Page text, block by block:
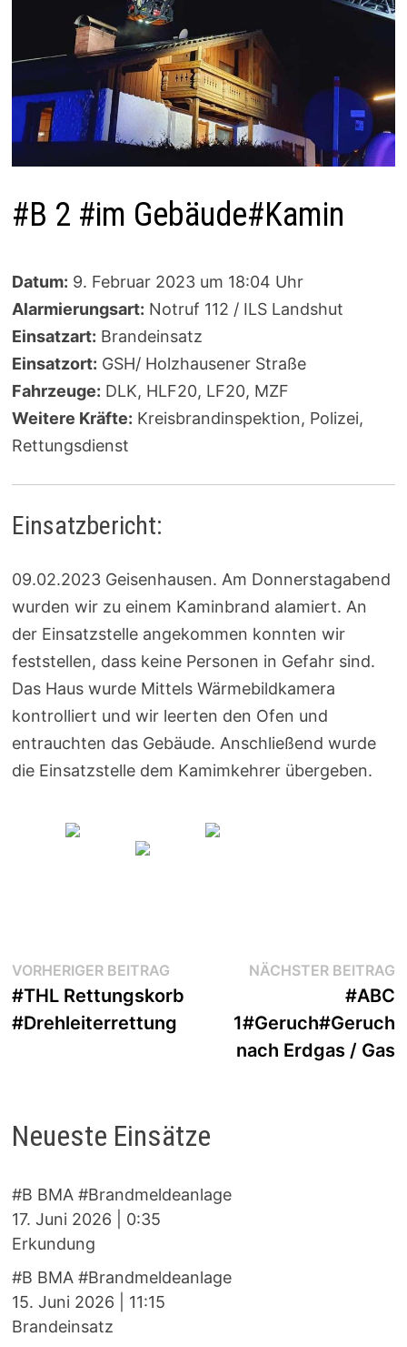
#B 2 #im Gebäude#Kamin
Datum: 9. Februar 2023 um 18:04 Uhr
Alarmierungsart: Notruf 112 / ILS Landshut
Einsatzart: Brandeinsatz
Einsatzort: GSH/ Holzhausener Straße
Fahrzeuge: DLK, HLF20, LF20, MZF
Weitere Kräfte: Kreisbrandinspektion, Polizei,
Rettungsdienst
Einsatzbericht:
09.02.2023 Geisenhausen. Am Donnerstagabend
wurden wir zu einem Kaminbrand alamiert. An
der Einsatzstelle angekommen konnten wir
feststellen, dass keine Personen in Gefahr sind.
Das Haus wurde Mittels Wärmebildkamera
kontrolliert und wir leerten den Ofen und
entrauchten das Gebäude. Anschließend wurde
die Einsatzstelle dem Kamimkehrer übergeben.
Beitragsnavigation
VORHERIGER BEITRAGVorheriger
Beitrag:
#THL Rettungskorb
#Drehleiterrettung
NÄCHSTER BEITRAG
#ABC
1#Geruch#Geruch
nach Erdgas / Gas
Neueste Einsätze
#B BMA #Brandmeldeanlage
17. Juni 2026
0:35
Erkundung
#B BMA #Brandmeldeanlage
15. Juni 2026
11:15
Brandeinsatz